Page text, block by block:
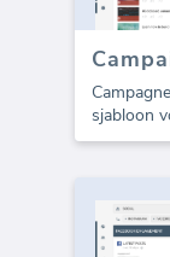
sjabloon